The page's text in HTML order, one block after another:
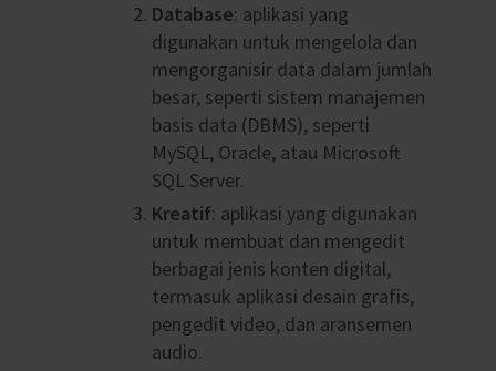
Database: aplikasi yang
digunakan untuk mengelola dan
mengorganisir data dalam jumlah
besar, seperti sistem manajemen
basis data (DBMS), seperti
MySQL, Oracle, atau Microsoft
SQL Server.
Kreatif: aplikasi yang digunakan
untuk membuat dan mengedit
berbagai jenis konten digital,
termasuk aplikasi desain grafis,
pengedit video, dan aransemen
audio.